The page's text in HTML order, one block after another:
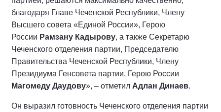
благодаря Главе Чеченской Республики, Члену
Высшего совета «Единой России», Герою
России Рамзану Кадырову, а также Секретарю
Чеченского отделения партии, Председателю
Правительства Чеченской Республики, Члену
Президиума Генсовета партии, Герою России
Магомеду Даудову», – отметил Адлан Динаев.
Он выразил готовность Чеченского отделения партии